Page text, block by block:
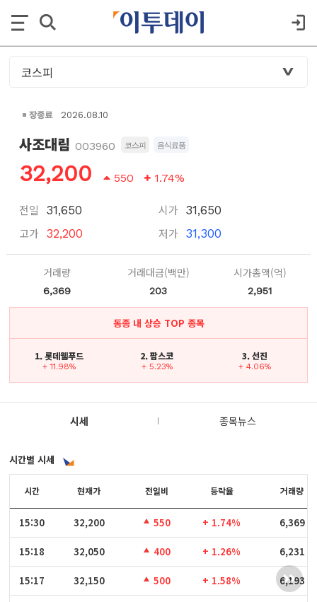
장종료 2026.08.10
사조대림 003960 코스피 음식료품
32,200 550 1.74%
전일 31,650
고가 32,200
시가 31,650
저가 31,300
거래량
6,369
거래대금(백만)
203
시가총액(억)
2,951
동종 내 상승 TOP 종목
1. 롯데웰푸드
+ 11.98%
2. 팜스코
+ 5.23%
3. 선진
+ 4.06%
시세 종목뉴스
시간별 시세
시간
15:30
15:18
15:17
시간 현재가 전일비 등락율 거래량
15:30 32,200 550 + 1.74% 6,369
15:18 32,050 400 + 1.26% 6,231
15:17 32,150 500 + 1.58% 6,193